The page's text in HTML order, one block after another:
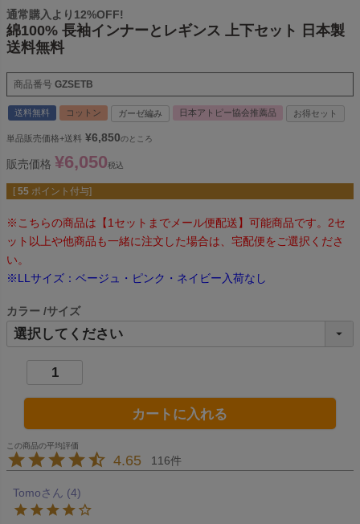
通常購入より12%OFF!
綿100% 長袖インナーとレギンス 上下セット 日本製
送料無料
商品番号 GZSETB
送料無料 コットン ガーゼ編み 日本アトピー協会推薦品 お得セット
単品販売価格+送料 ¥6,850のところ
販売価格 ¥6,050税込
[ 55 ポイント付与]
※こちらの商品は【1セットまでメール便配送】可能商品です。2セ
ット以上や他商品も一緒に注文した場合は、宅配便をご選択くださ
い。
※LLサイズ：ベージュ・ピンク・ネイビー入荷なし
カラー サイズ
カートに入れる
4.65 116
Tomo 4